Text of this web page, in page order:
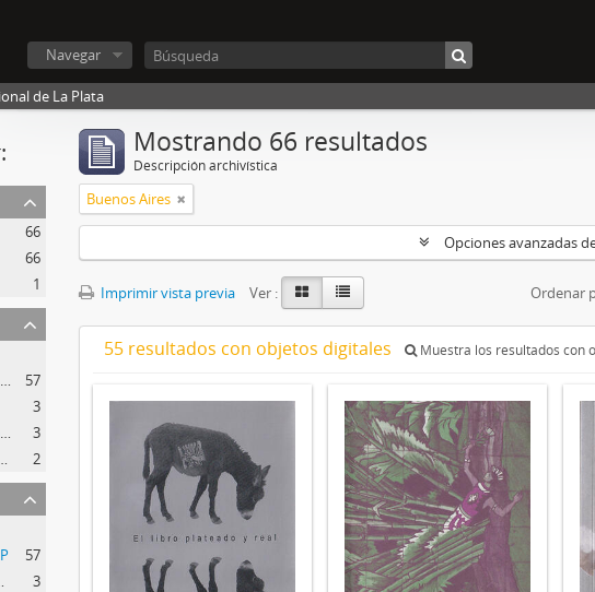
Navegar
de La Plata
66
66
1
Colección de Publicaciones de Arte Impreso
57
3
Fondo de Radio Universidad de La Plata
3
Ángeles de Rueda
2
57
y Americano
3
Mostrando 66 resultados
Descripción archivística
Buenos Aires
Opciones avanzadas
Imprimir vista previa Ver : Ordenar
55 resultados con objetos digitales Muestra los resultados con